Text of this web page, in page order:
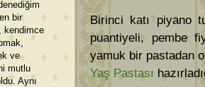
Birinci katı piyano
puantiyeli, pembe
yamuk bir pastadan
Yaş Pastası
bir
kendimce
ve
mutlu
Aynı